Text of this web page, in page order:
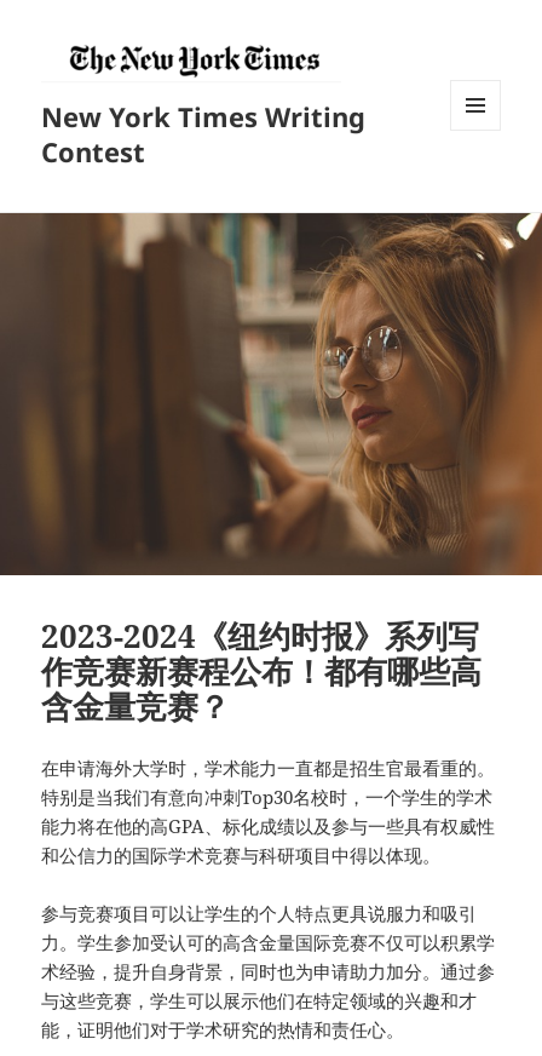
New York Times Writing
Contest
2023-2024《纽约时报》系列写
作竞赛新赛程公布！都有哪些高
含金量竞赛？
在申请海外大学时，学术能力一直都是招生官最看重的。
特别是当我们有意向冲刺Top30名校时，一个学生的学术
能力将在他的高GPA、标化成绩以及参与一些具有权威性
和公信力的国际学术竞赛与科研项目中得以体现。
参与竞赛项目可以让学生的个人特点更具说服力和吸引
力。学生参加受认可的高含金量国际竞赛不仅可以积累学
术经验，提升自身背景，同时也为申请助力加分。通过参
与这些竞赛，学生可以展示他们在特定领域的兴趣和才
能，证明他们对于学术研究的热情和责任心。